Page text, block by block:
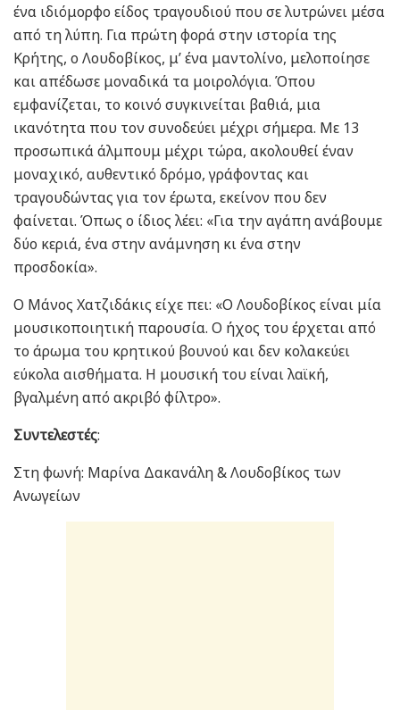
ένα ιδιόμορφο είδος τραγουδιού που σε λυτρώνει μέσα
από τη λύπη. Για πρώτη φορά στην ιστορία της
Κρήτης, ο Λουδοβίκος, μ’ ένα μαντολίνο, μελοποίησε
και απέδωσε μοναδικά τα μοιρολόγια. Όπου
εμφανίζεται, το κοινό συγκινείται βαθιά, μια
ικανότητα που τον συνοδεύει μέχρι σήμερα. Με 13
προσωπικά άλμπουμ μέχρι τώρα, ακολουθεί έναν
μοναχικό, αυθεντικό δρόμο, γράφοντας και
τραγουδώντας για τον έρωτα, εκείνον που δεν
φαίνεται. Όπως ο ίδιος λέει: «Για την αγάπη ανάβουμε
δύο κεριά, ένα στην ανάμνηση κι ένα στην
προσδοκία».
Ο Μάνος Χατζιδάκις είχε πει: «Ο Λουδοβίκος είναι μία
μουσικοποιητική παρουσία. Ο ήχος του έρχεται από
το άρωμα του κρητικού βουνού και δεν κολακεύει
εύκολα αισθήματα. Η μουσική του είναι λαϊκή,
βγαλμένη από ακριβό φίλτρο».
Συντελεστές:
Στη φωνή: Μαρίνα Δακανάλη & Λουδοβίκος των
Ανωγείων